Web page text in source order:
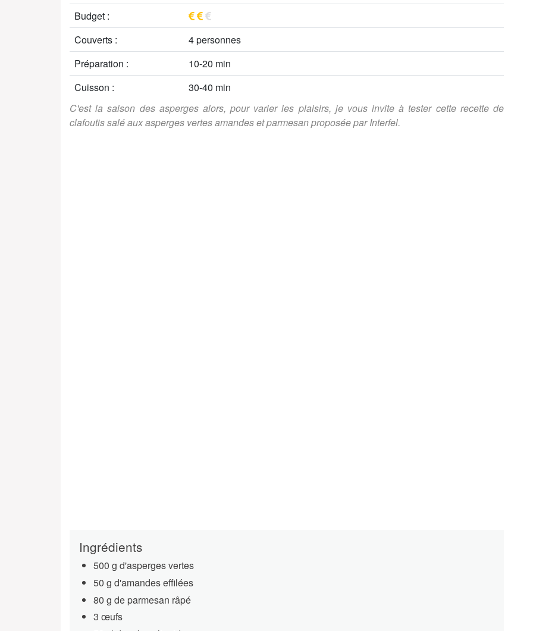
Budget :
Couverts :
4 personnes
Préparation :
10-20 min
Cuisson :
30-40 min
C'est la saison des asperges alors, pour varier les plaisirs, je vous invite à tester cette recette de
clafoutis salé aux asperges vertes amandes et parmesan proposée par Interfel.
Ingrédients
500 g d'asperges vertes
50 g d'amandes effilées
80 g de parmesan râpé
3 œufs